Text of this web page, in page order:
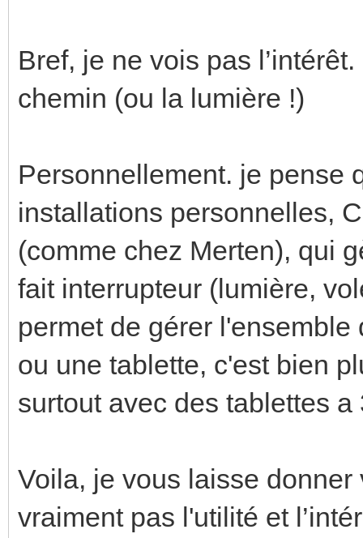
Bref, je ne vois pas
chemin (ou la lumière !)
Personnellement. je pense
installations personnelles,
(comme chez Merten), qui
fait interrupteur (lumière,
permet de gérer
ou une tablette, c'est bien
surtout avec des tablettes a
Voila, je vous laisse
vraiment pas l'utilité et